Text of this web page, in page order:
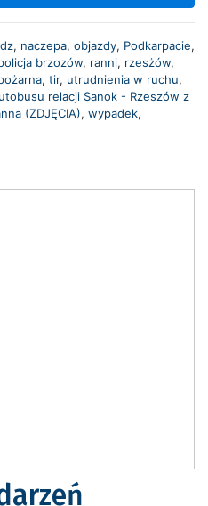
, naczepa, objazdy, Podkarpacie,
brzozów, ranni, rzesżów,
, tir, utrudnienia w ruchu,
relacji Sanok - Rzeszów z
(ZDJĘCIA), wypadek,